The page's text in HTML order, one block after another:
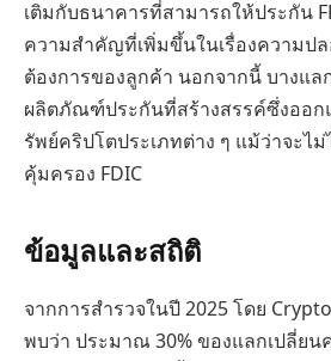
เติมกับธนาคารที่สามารถให้ประกัน
ความสำคัญที่เพิ่มขึ้นในเรื่องความป
ต้องการของลูกค้า นอกจากนี้ บางแล
ผลิตภัณฑ์ประกันที่สร้างสรรค์ซึ่งออก
รัพย์คริปโตประเภทต่าง ๆ แม้ว่าจะไ
คุ้มครอง FDIC
ข้อมูลและสถิติ
จากการสำรวจในปี 2025 โดย
พบว่า ประมาณ 30% ของแลกเปลี่ยน